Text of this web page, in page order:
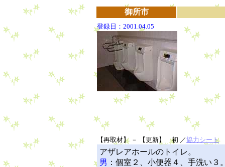
御所市
登録日：2001.04.05
【再取材】 － 【更新】 初 ／協力シート
アザレアホールのトイレ。
男 ：個室２、小便器４、手洗い３